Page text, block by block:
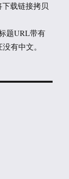
载链接拷贝
题URL带有
有中文。